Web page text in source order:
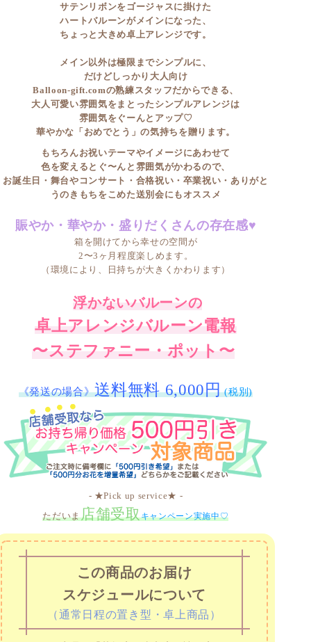
サテンリボンをゴージャスに掛けた
ハートバルーンがメインになった、
ちょっと大きめ卓上アレンジです。
メイン以外は極限までシンプルに、
だけどしっかり大人向け
Balloon-gift.comの熟練スタッフだからできる、
大人可愛い雰囲気をまとったシンプルアレンジは
雰囲気をぐーんとアップ♡
華やかな「おめでとう」の気持ちを贈ります。
もちろんお祝いテーマやイメージにあわせて
色を変えるとぐ〜んと雰囲気がかわるので、
お誕生日・舞台やコンサート・合格祝い・卒業祝い・ありがと
うのきもちをこめた送別会にもオススメ
賑やか・華やか・盛りだくさんの存在感♥
箱を開けてから幸せの空間が
2〜3ヶ月程度楽しめます。
（環境により、日持ちが大きくかわります）
浮かないバルーンの
卓上アレンジバルーン電報
〜ステファニー・ポット〜
《発送の場合》送料無料 6,000円(税別)
- ★Pick up service★ -
ただいま店舗受取キャンペーン実施中♡
この商品のお届け
スケジュールについて
（通常日程の置き型・卓上商品）